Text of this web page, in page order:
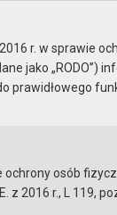
r. w sprawie
jako „RODO”)
prawidłowego
ochrony osób
z 2016 r., L 119,